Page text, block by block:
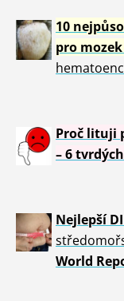
10
pro
Proč lituji
– 6
Nejlepší
World